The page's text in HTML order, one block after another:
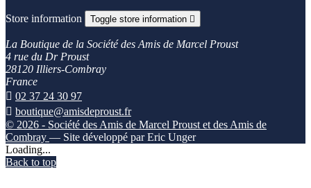
Store information Toggle store information 
La Boutique de la Société des Amis de Marcel Proust
4 rue du Dr Proust
28120 Illiers-Combray
France
 02 37 24 30 97
 boutique@amisdeproust.fr
© 2026 - Société des Amis de Marcel Proust et des Amis de
Combray — Site développé par Eric Unger
Loading...
Back to top